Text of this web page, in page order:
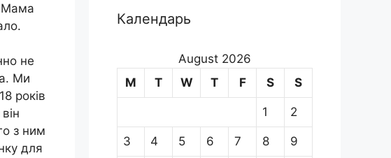
Мама
не
Ми
років
з ним
для
Календарь
August 2026
M
T W T F S S
1 2
3 4 5 6 7 8 9